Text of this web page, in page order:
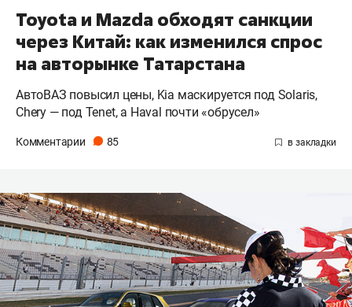
Toyota и Mazda обходят санкции
через Китай: как изменился спрос
на авторынке Татарстана
АвтоВАЗ повысил цены, Kia маскируется под Solaris,
Chery — под Tenet, а Haval почти «обрусел»
Комментарии 85